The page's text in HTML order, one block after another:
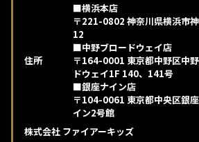
住所
■横浜本店
〒221-0802 神奈川県横浜市
12
■中野ブロードウェイ店
〒164-0001 東京都中野区中
ドウェイ1F 140、141号
■銀座ナイン店
〒104-0061 東京都中央区銀
イン2号館
株式会社 ファイアーキッズ